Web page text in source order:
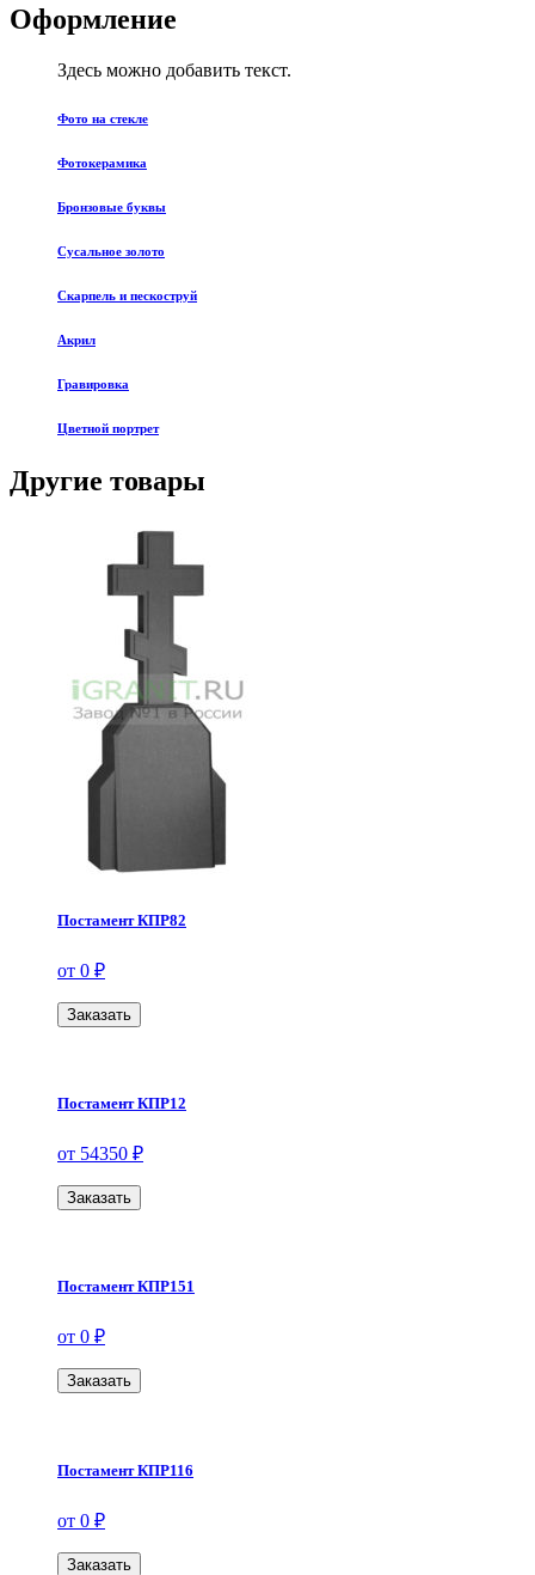
Оформление
Здесь можно добавить текст.
Фото на стекле
Фотокерамика
Бронзовые буквы
Сусальное золото
Скарпель и пескоструй
Акрил
Гравировка
Цветной портрет
Другие товары
Постамент КПР82
от 0 ₽
Заказать
Постамент КПР12
от 54350 ₽
Заказать
Постамент КПР151
от 0 ₽
Заказать
Постамент КПР116
от 0 ₽
Заказать